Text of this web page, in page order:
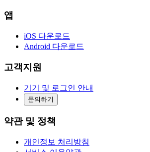
앱
iOS 다운로드
Android 다운로드
고객지원
기기 및 로그인 안내
문의하기
약관 및 정책
개인정보 처리방침